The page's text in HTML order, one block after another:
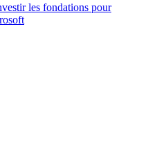
les fondations pour